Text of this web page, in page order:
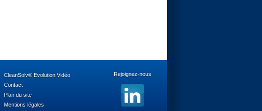
CleanSolv® Evolution Vidéo
Contact
Plan du site
Mentions légales
Rejoignez-nous